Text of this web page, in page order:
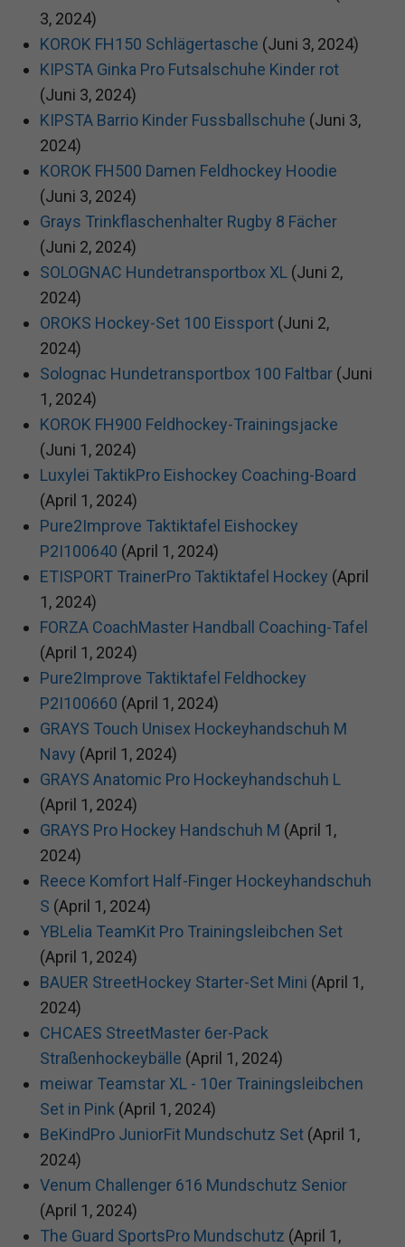
3, 2024)
KOROK FH150 Schlägertasche (Juni 3, 2024)
KIPSTA Ginka Pro Futsalschuhe Kinder rot
(Juni 3, 2024)
KIPSTA Barrio Kinder Fussballschuhe (Juni 3,
2024)
KOROK FH500 Damen Feldhockey Hoodie
(Juni 3, 2024)
Grays Trinkflaschenhalter Rugby 8 Fächer
(Juni 2, 2024)
SOLOGNAC Hundetransportbox XL (Juni 2,
2024)
OROKS Hockey-Set 100 Eissport (Juni 2,
2024)
Solognac Hundetransportbox 100 Faltbar (Juni
1, 2024)
KOROK FH900 Feldhockey-Trainingsjacke
(Juni 1, 2024)
Luxylei TaktikPro Eishockey Coaching-Board
(April 1, 2024)
Pure2Improve Taktiktafel Eishockey
P2I100640 (April 1, 2024)
ETISPORT TrainerPro Taktiktafel Hockey (April
1, 2024)
FORZA CoachMaster Handball Coaching-Tafel
(April 1, 2024)
Pure2Improve Taktiktafel Feldhockey
P2I100660 (April 1, 2024)
GRAYS Touch Unisex Hockeyhandschuh M
Navy (April 1, 2024)
GRAYS Anatomic Pro Hockeyhandschuh L
(April 1, 2024)
GRAYS Pro Hockey Handschuh M (April 1,
2024)
Reece Komfort Half-Finger Hockeyhandschuh
S (April 1, 2024)
YBLelia TeamKit Pro Trainingsleibchen Set
(April 1, 2024)
BAUER StreetHockey Starter-Set Mini (April 1,
2024)
CHCAES StreetMaster 6er-Pack
Straßenhockeybälle (April 1, 2024)
meiwar Teamstar XL - 10er Trainingsleibchen
Set in Pink (April 1, 2024)
BeKindPro JuniorFit Mundschutz Set (April 1,
2024)
Venum Challenger 616 Mundschutz Senior
(April 1, 2024)
The Guard SportsPro Mundschutz (April 1,